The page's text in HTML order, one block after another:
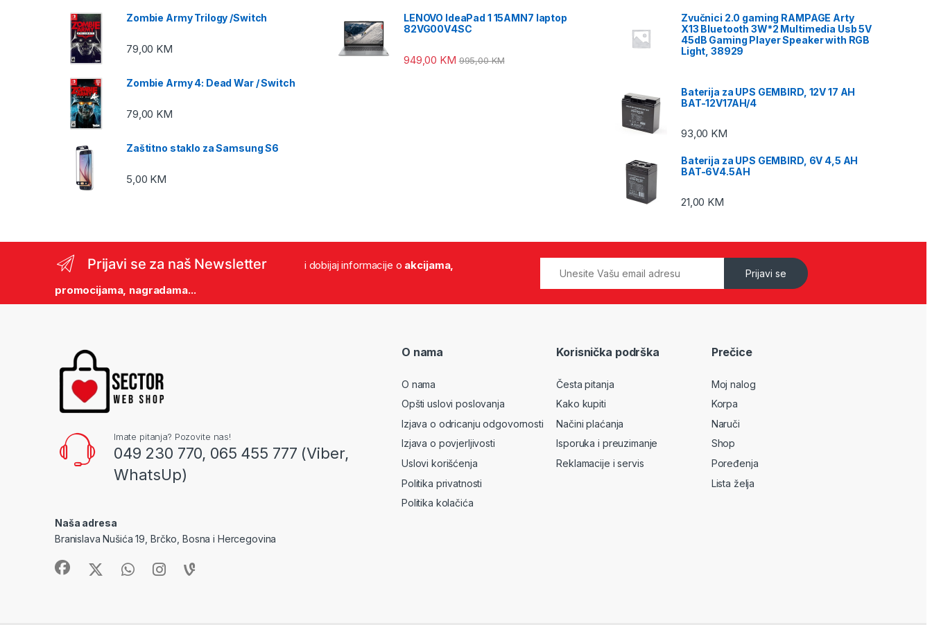
Zombie Army Trilogy /Switch
79,00 KM
Zombie Army 4: Dead War / Switch
79,00 KM
Zaštitno staklo za Samsung S6
5,00 KM
LENOVO IdeaPad 1 15AMN7 laptop
82VG00V4SC
949,00 KM 995,00KM
Zvučnici 2.0 gaming RAMPAGE Arty
X13 Bluetooth 3W*2 Multimedia Usb 5V
45dB Gaming Player Speaker with RGB
Light, 38929
Baterija za UPS GEMBIRD, 12V 17 AH
BAT-12V17AH/4
93,00 KM
Baterija za UPS GEMBIRD, 6V 4,5 AH
BAT-6V4.5AH
21,00 KM
Prijavi se za naš Newsletter i dobijaj informacije o akcijama,
promocijama, nagradama...
Prijavi se
Imate pitanja? Pozovite nas!
049 230 770, 065 455 777 (Viber,
WhatsUp)
Naša adresa
Branislava Nušića 19, Brčko, Bosna i Hercegovina
O nama
O nama
Opšti uslovi poslovanja
Izjava o odricanju odgovornosti
Izjava o povjerljivosti
Uslovi korišćenja
Politika privatnosti
Politika kolačića
Korisnička podrška
Česta pitanja
Kako kupiti
Načini plaćanja
Isporuka i preuzimanje
Reklamacije i servis
Prečice
Moj nalog
Korpa
Naruči
Shop
Poređenja
Lista želja